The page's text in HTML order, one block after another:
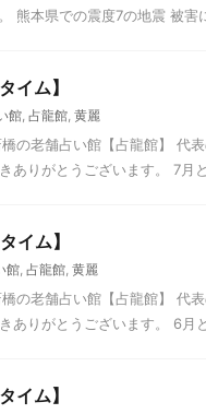
熊本県での震度7の地震 被害
イム】
館, 占龍館, 黄麗
の老舗占い館【占龍館】 代
ありがとうございます。 7月
イム】
館, 占龍館, 黄麗
の老舗占い館【占龍館】 代
ありがとうございます。 6月
イム】